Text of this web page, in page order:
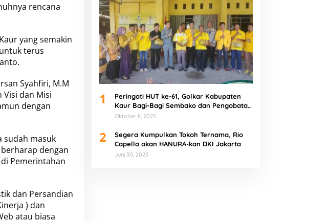
rencana
yang semakin
terus
Syahfiri, M.M
dan Misi
dengan
sudah masuk
dengan
Pemerintahan
dan Persandian
) dan
atau biasa
1
Peringati HUT ke-61, Golkar Kabupaten
Kaur Bagi-Bagi Sembako dan Pengobatan
Gratis
Oktober 8, 2025
2
Segera Kumpulkan Tokoh Ternama, Rio
Capella akan HANURA-kan DKI Jakarta
Juni 30, 2025